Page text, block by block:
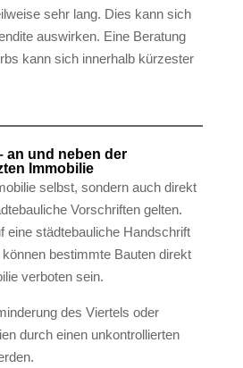
sehr lang. Dies kann sich
auswirken. Eine Beratung
kann sich innerhalb kürzester
an und neben der
Immobilie
selbst, sondern auch direkt
Vorschriften gelten.
eine städtebauliche Handschrift
bestimmte Bauten direkt
verboten sein.
des Viertels oder
durch einen unkontrollierten